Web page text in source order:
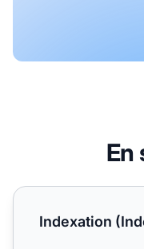
En
Indexation (Indexé)
Indexation